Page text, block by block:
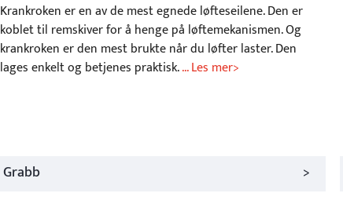
Krankroken er en av de mest egnede løfteseilene. Den er
koblet til remskiver for å henge på løftemekanismen. Og
krankroken er den mest brukte når du løfter laster. Den
lages enkelt og betjenes praktisk.... Les mer>
Grabb >